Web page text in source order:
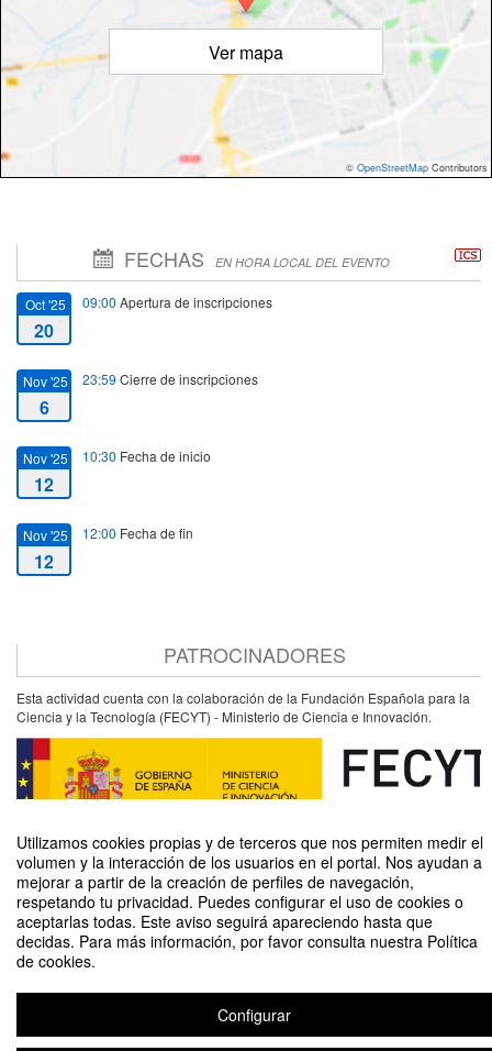
Utilizamos cookies propias y de terceros que nos permiten medir el
volumen y la interacción de los usuarios en el portal. Nos ayudan a
mejorar a partir de la creación de perfiles de navegación,
respetando tu privacidad. Puedes configurar el uso de cookies o
aceptarlas todas. Este aviso seguirá apareciendo hasta que
decidas. Para más información, por favor consulta nuestra Política
de cookies.
Configurar
Ver mapa
© OpenStreetMap Contributors
FECHAS EN HORA LOCAL DEL EVENTO
Oct '25
20
09:00 Apertura de inscripciones
Nov '25
6
23:59 Cierre de inscripciones
Nov '25
12
10:30 Fecha de inicio
Nov '25
12
12:00 Fecha de fin
PATROCINADORES
Esta actividad cuenta con la colaboración de la Fundación Española para la
Ciencia y la Tecnología (FECYT) - Ministerio de Ciencia e Innovación.
¿Es inteligente la inteligencia artificial?
Organizado por Unidad de Cultura Científica y de la Innovación (UCC+I)
Aviso legal|Contacto
Plataforma de organización de eventos Symposium